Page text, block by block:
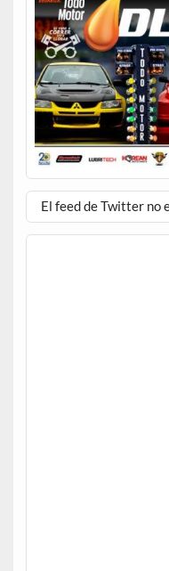
El feed de Twitter no